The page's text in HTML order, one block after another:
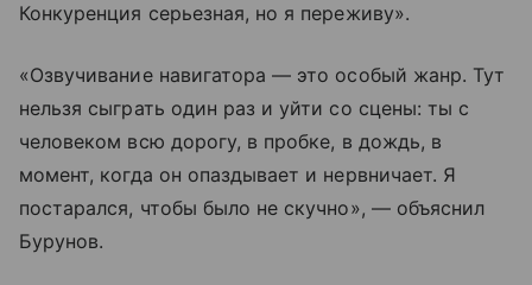
Конкуренция серьезная, но я переживу».
«Озвучивание навигатора — это особый жанр. Тут
нельзя сыграть один раз и уйти со сцены: ты с
человеком всю дорогу, в пробке, в дождь, в
момент, когда он опаздывает и нервничает. Я
постарался, чтобы было не скучно», — объяснил
Бурунов.